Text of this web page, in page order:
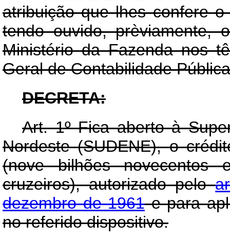
atribuição que lhes confere
tendo ouvido,
Ministério da Fazenda nos
Geral de Contabilidade
DECRETA:
Art. 1º Fica aberto à
Nordeste (SUDENE), o
(nove bilhões
cruzeiros), autorizado pelo
dezembro de 1961e para
no referido dispositivo.